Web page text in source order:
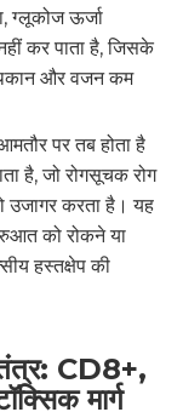
ग्लूकोज ऊर्जा
कर पाता है, जिसके
थकान और वजन कम
पर तब होता है
है, जो रोगसूचक रोग
उजागर करता है। यह
को रोकने या
हस्तक्षेप की
CD8+,
मार्ग